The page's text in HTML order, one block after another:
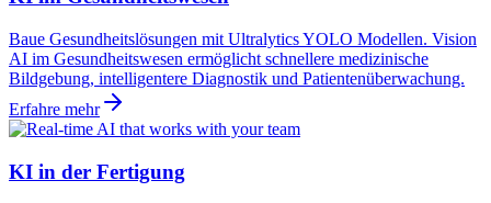
Baue Gesundheitslösungen mit Ultralytics YOLO Modellen. Vision
AI im Gesundheitswesen ermöglicht schnellere medizinische
Bildgebung, intelligentere Diagnostik und Patientenüberwachung.
Erfahre mehr
KI in der Fertigung